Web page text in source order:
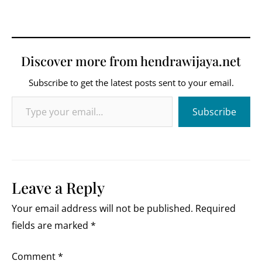
Discover more from hendrawijaya.net
Subscribe to get the latest posts sent to your email.
Type your email…
Subscribe
Leave a Reply
Your email address will not be published. Required
fields are marked *
Comment*